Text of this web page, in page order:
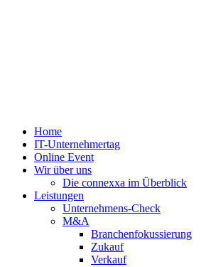
Home
IT-Unternehmertag
Online Event
Wir über uns
Die connexxa im Überblick
Leistungen
Unternehmens-Check
M&A
Branchenfokussierung
Zukauf
Verkauf